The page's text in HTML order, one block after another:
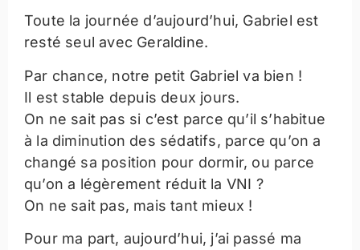
Toute la journée d’aujourd’hui, Gabriel est
resté seul avec Geraldine.
Par chance, notre petit Gabriel va bien !
Il est stable depuis deux jours.
On ne sait pas si c’est parce qu’il s’habitue
à la diminution des sédatifs, parce qu’on a
changé sa position pour dormir, ou parce
qu’on a légèrement réduit la VNI ?
On ne sait pas, mais tant mieux !
Pour ma part, aujourd’hui, j’ai passé ma